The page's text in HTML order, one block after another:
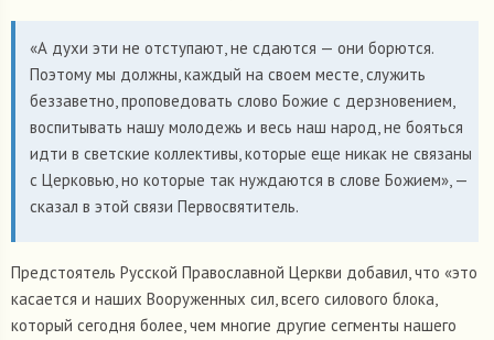
«А духи эти не отступают, не сдаются — они борются.
Поэтому мы должны, каждый на своем месте, служить
беззаветно, проповедовать слово Божие с дерзновением,
воспитывать нашу молодежь и весь наш народ, не бояться
идти в светские коллективы, которые еще никак не связаны
с Церковью, но которые так нуждаются в слове Божием», —
сказал в этой связи Первосвятитель.
Предстоятель Русской Православной Церкви добавил, что «это
касается и наших Вооруженных сил, всего силового блока,
который сегодня более, чем многие другие сегменты нашего